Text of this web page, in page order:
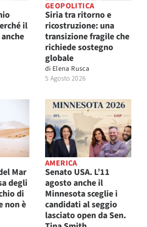
il
GEOPOLITICA
Siria tra ritorno e
ricostruzione: una
transizione fragile che
richiede sostegno
globale
di Elena Rusca
5 Agosto 2026
Mar
degli
di
non è
AMERICA
Senato USA. L’11
agosto anche il
Minnesota sceglie i
candidati al seggio
lasciato open da Sen.